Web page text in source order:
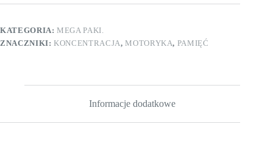
KATEGORIA:MEGA PAKI.
ZNACZNIKI:KONCENTRACJA,MOTORYKA, PAMIĘĆ
Informacje dodatkowe